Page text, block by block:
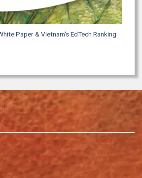
Paper & Vietnam's EdTech Ranking